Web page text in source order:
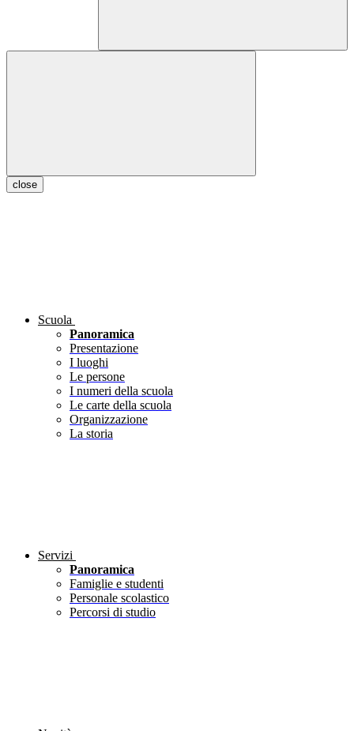
close
Scuola
Panoramica
Presentazione
I luoghi
Le persone
I numeri della scuola
Le carte della scuola
Organizzazione
La storia
Servizi
Panoramica
Famiglie e studenti
Personale scolastico
Percorsi di studio